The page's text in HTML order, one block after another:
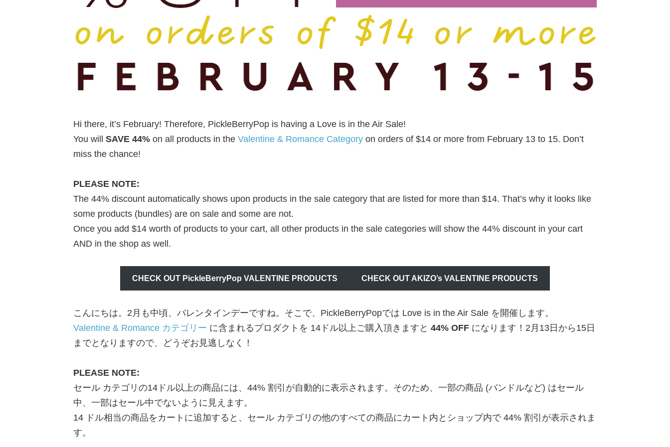
Hi there, it’s February! Therefore, PickleBerryPop is having a Love is in the Air Sale!
You will SAVE 44% on all products in the Valentine & Romance Category on orders of $14 or more from February 13 to 15. Don’t
miss the chance!
PLEASE NOTE:
The 44% discount automatically shows upon products in the sale category that are listed for more than $14. That’s why it looks like
some products (bundles) are on sale and some are not.
Once you add $14 worth of products to your cart, all other products in the sale categories will show the 44% discount in your cart
AND in the shop as well.
CHECK OUT PickleBerryPop VALENTINE PRODUCTS CHECK OUT AKIZO’s VALENTINE PRODUCTS
こんにちは。2月も中頃、バレンタインデーですね。そこで、PickleBerryPopでは Love is in the Air Sale を開催します。
Valentine & Romance カテゴリー に含まれるプロダクトを 14ドル以上ご購入頂きますと 44% OFF になります！2月13日から15日
までとなりますので、どうぞお見逃しなく！
PLEASE NOTE:
セール カテゴリの14ドル以上の商品には、44% 割引が自動的に表示されます。そのため、一部の商品 (バンドルなど) はセール
中、一部はセール中でないように見えます。
14 ドル相当の商品をカートに追加すると、セール カテゴリの他のすべての商品にカート内とショップ内で 44% 割引が表示されま
す。